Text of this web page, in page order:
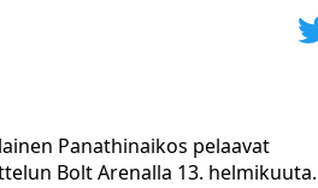
Panathinaikos pelaavat
Bolt Arenalla 13. helmikuuta.